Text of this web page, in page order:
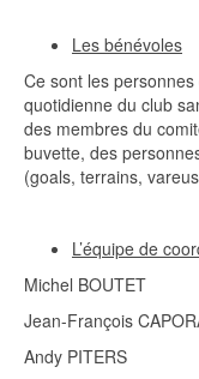
Les bénévoles
Ce sont les
quotidienne du club
des membres du
buvette, des
(goals, terrains,
L’équipe de
Michel BOUTET
Jean-François
Andy PITERS